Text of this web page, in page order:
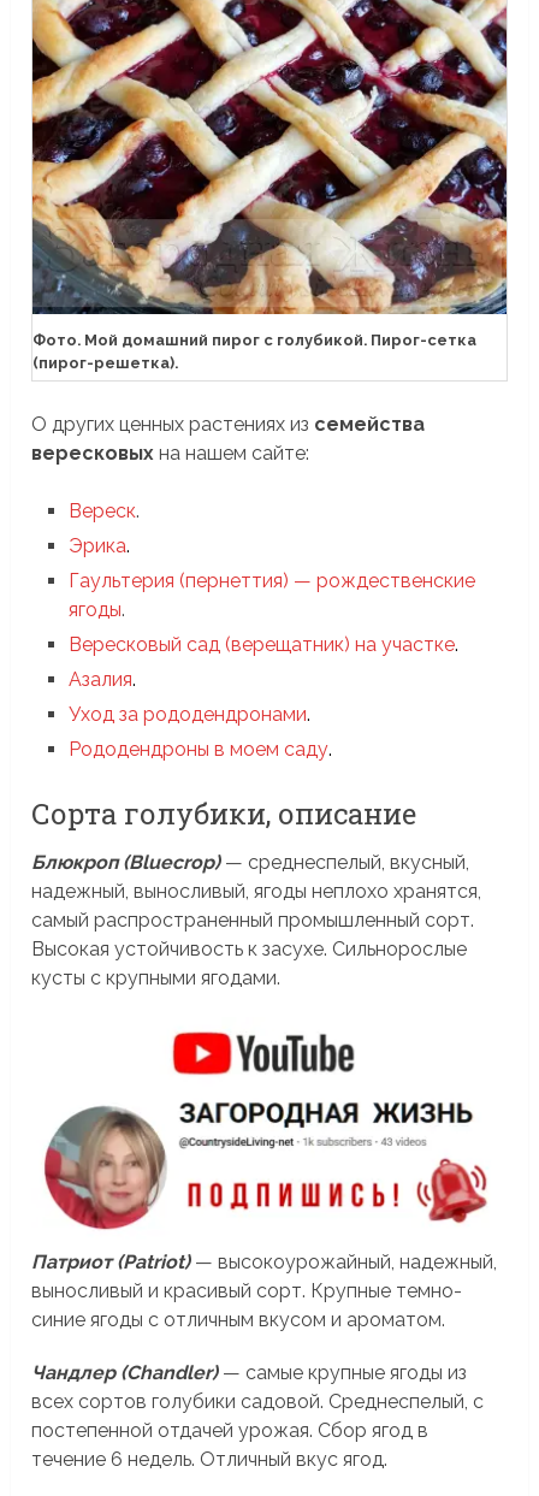
Фото. Мой домашний пирог с голубикой. Пирог-сетка
(пирог-решетка).
О других ценных растениях из семейства
вересковых на нашем сайте:
Вереск.
Эрика.
Гаультерия (пернеттия) — рождественские
ягоды.
Вересковый сад (верещатник) на участке.
Азалия.
Уход за рододендронами.
Рододендроны в моем саду.
Сорта голубики, описание
Блюкроп (Bluecrop)— среднеспелый, вкусный,
надежный, выносливый, ягоды неплохо хранятся,
самый распространенный промышленный сорт.
Высокая устойчивость к засухе. Сильнорослые
кусты с крупными ягодами.
Патриот (Patriot)— высокоурожайный, надежный,
выносливый и красивый сорт. Крупные темно-
синие ягоды с отличным вкусом и ароматом.
Чандлер (Chandler)— самые крупные ягоды из
всех сортов голубики садовой. Среднеспелый, с
постепенной отдачей урожая. Сбор ягод в
течение 6 недель. Отличный вкус ягод.